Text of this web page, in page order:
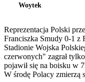
Woytek
Reprezentacja Polski
Franciszka Smudy 0-1 z
Stadionie Wojska
czerwonych" zagrał
pojawił się na boisku w
W środę Polacy zmierzą